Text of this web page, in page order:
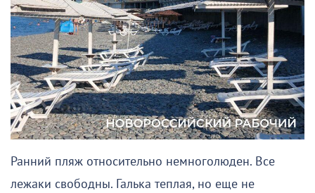
Ранний пляж относительно немноголюден. Все
лежаки свободны. Галька теплая, но еще не